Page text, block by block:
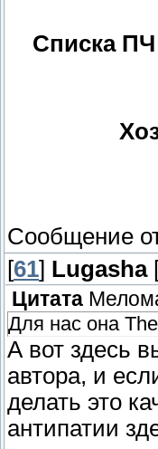
Списка ПЧ
Сообщение
[61] Lugasha
Цитата
Для нас она
А вот здесь
автора, и
делать это
антипатии